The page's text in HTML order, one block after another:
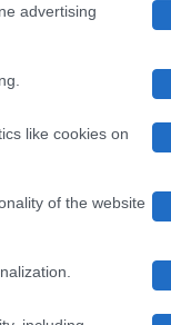
advertising
like cookies on
of the website
si è ritrovato
ti ha avuto a
la De Filippi, ma
è arresa e ha
la presenza
all’uomo, che